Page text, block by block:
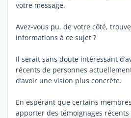
votre message.
Avez-vous pu, de votre côté,
informations à ce sujet ?
Il serait sans doute intéressant
récents de personnes
d’avoir une vision plus concrète.
En espérant que certains
apporter des témoignages